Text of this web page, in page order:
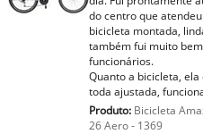
do centro que
bicicleta montada,
também fui muito
funcionários.
Quanto a bicicleta,
toda ajustada,
Produto:Bicicleta
26 Aero - 1369